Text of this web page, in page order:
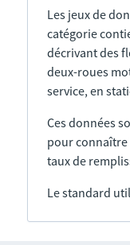
Les jeux de
catégorie
décrivant des
deux-roues
service, en
Ces données
pour connaître
taux de
Le standard